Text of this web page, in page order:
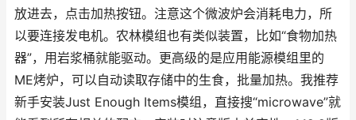
放进去，点击加热按钮。注意这个微波炉会消耗电力，所
以要连接发电机。农林模组也有类似装置，比如“食物加热
器”，用岩浆桶就能驱动。更高级的是应用能源模组里的
ME烤炉，可以自动读取存储中的生食，批量加热。我推荐
新手安装Just Enough Items模组，直接搜“microwave”就